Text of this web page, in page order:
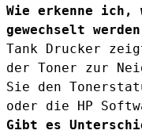
Wie erkenne ich,
gewechselt werden
Tank Drucker
der Toner zur
Sie den
oder die HP
Gibt es